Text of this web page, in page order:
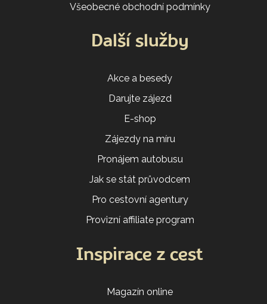
Všeobecné obchodní podmínky
Další služby
Akce a besedy
Darujte zájezd
E-shop
Zájezdy na míru
Pronájem autobusu
Jak se stát průvodcem
Pro cestovní agentury
Provizní affiliate program
Inspirace z cest
Magazín online